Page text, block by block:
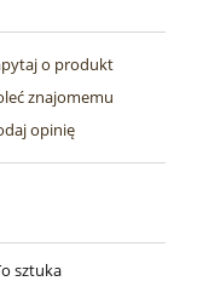
o produkt
znajomemu
opinię
sztuka